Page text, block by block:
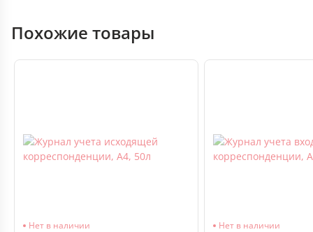
Похожие товары
Нет в наличии Нет в наличии